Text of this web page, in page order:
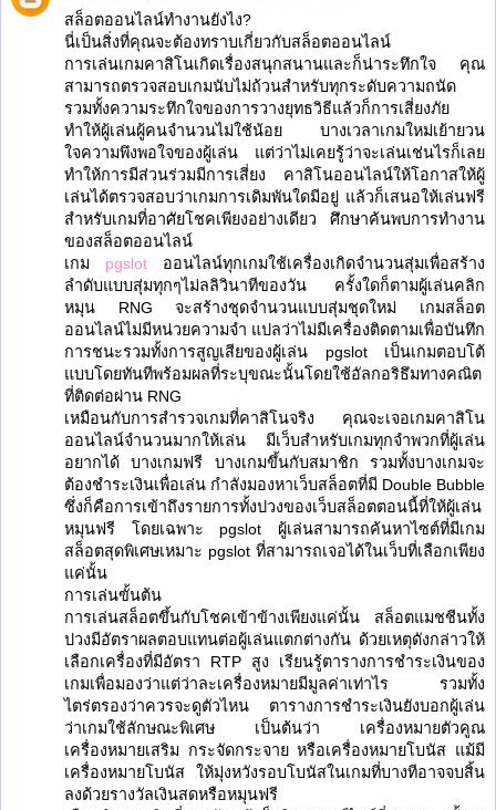
สล็อตออนไลน์ทำงานยังไง?
นี่เป็นสิ่งที่คุณจะต้องทราบเกี่ยวกับสล็อตออนไลน์
การเล่นเกมคาสิโนเกิดเรื่องสนุกสนานและก็น่าระทึกใจ คุณ
สามารถตรวจสอบเกมนับไม่ถ้วนสำหรับทุกระดับความถนัด
รวมทั้งความระทึกใจของการวางยุทธวิธีแล้วก็การเสี่ยงภัย
ทำให้ผู้เล่นผู้คนจำนวนไม่ใช้น้อย บางเวลาเกมใหม่เย้ายวน
ใจความพึงพอใจของผู้เล่น แต่ว่าไม่เคยรู้ว่าจะเล่นเช่นไรก็เลย
ทำให้การมีส่วนร่วมมีการเสี่ยง คาสิโนออนไลน์ให้โอกาสให้ผู้
เล่นได้ตรวจสอบว่าเกมการเดิมพันใดมีอยู่ แล้วก็เสนอให้เล่นฟรี
สำหรับเกมที่อาศัยโชคเพียงอย่างเดียว ศึกษาค้นพบการทำงาน
ของสล็อตออนไลน์
เกม pgslot ออนไลน์ทุกเกมใช้เครื่องเกิดจำนวนสุ่มเพื่อสร้าง
ลำดับแบบสุ่มทุกๆไม่ลลิวินาทีของวัน ครั้งใดก็ตามผู้เล่นคลิก
หมุน RNG จะสร้างชุดจำนวนแบบสุ่มชุดใหม่ เกมสล็อต
ออนไลน์ไม่มีหน่วยความจำ แปลว่าไม่มีเครื่องติดตามเพื่อบันทึก
การชนะรวมทั้งการสูญเสียของผู้เล่น pgslot เป็นเกมตอบโต้
แบบโดยทันทีพร้อมผลที่ระบุขณะนั้นโดยใช้อัลกอริธึมทางคณิต
ที่ติดต่อผ่าน RNG
เหมือนกับการสำรวจเกมที่คาสิโนจริง คุณจะเจอเกมคาสิโน
ออนไลน์จำนวนมากให้เล่น มีเว็บสำหรับเกมทุกจำพวกที่ผู้เล่น
อยากได้ บางเกมฟรี บางเกมขึ้นกับสมาชิก รวมทั้งบางเกมจะ
ต้องชำระเงินเพื่อเล่น กำลังมองหาเว็บสล็อตที่มี Double Bubble
ซึ่งก็คือการเข้าถึงรายการทั้งปวงของเว็บสล็อตตอนนี้ที่ให้ผู้เล่น
หมุนฟรี โดยเฉพาะ pgslot ผู้เล่นสามารถค้นหาไซต์ที่มีเกม
สล็อตสุดพิเศษเหมาะ pgslot ที่สามารถเจอได้ในเว็บที่เลือกเพียง
แค่นั้น
การเล่นขั้นต้น
การเล่นสล็อตขึ้นกับโชคเข้าข้างเพียงแค่นั้น สล็อตแมชชีนทั้ง
ปวงมีอัตราผลตอบแทนต่อผู้เล่นแตกต่างกัน ด้วยเหตุดังกล่าวให้
เลือกเครื่องที่มีอัตรา RTP สูง เรียนรู้ตารางการชำระเงินของ
เกมเพื่อมองว่าแต่ว่าละเครื่องหมายมีมูลค่าเท่าไร รวมทั้ง
ไตร่ตรองว่าควรจะดูตัวไหน ตารางการชำระเงินยังบอกผู้เล่น
ว่าเกมใช้ลักษณะพิเศษ เป็นต้นว่า เครื่องหมายตัวคูณ
เครื่องหมายเสริม กระจัดกระจาย หรือเครื่องหมายโบนัส แม้มี
เครื่องหมายโบนัส ให้มุ่งหวังรอบโบนัสในเกมที่บางทีอาจจบสิ้น
ลงด้วยรางวัลเงินสดหรือหมุนฟรี